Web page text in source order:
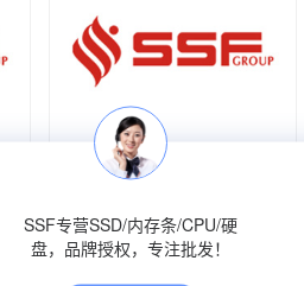
立即询价
SSF专营SSD/内存条/CPU/硬
盘，品牌授权，专注批发！